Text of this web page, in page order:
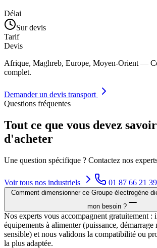
Délai
Sur devis
Tarif
Devis
Afrique, Maghreb, Europe, Moyen-Orient —
complet.
Demander un devis transport
Questions fréquentes
Tout ce que vous devez
d'acheter
Une question spécifique ? Contactez nos
Voir tous nos industriels 01 87 66 21 39
Comment dimensionner ce Groupe électrogène
mon besoin ?
Nos experts vous accompagnent gratuitement :
équipements à alimenter (puissance,
sensible) et nous validons la compatibilité ou
la plus adaptée.